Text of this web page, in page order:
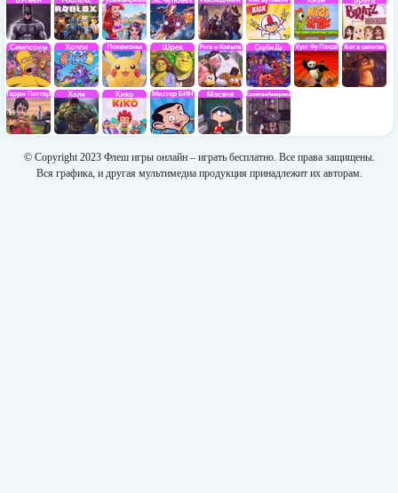
© Copyright 2023 Флеш игры онлайн – играть бесплатно. Все права защищены.
Вся графика, и другая мультимедиа продукция принадлежит их авторам.